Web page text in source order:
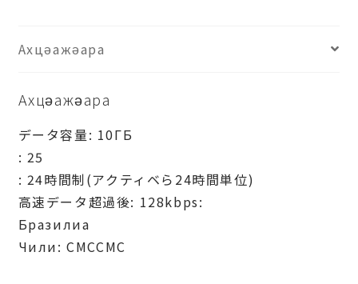
Ахцәажәара
Ахцәажәара
データ容量: 10ГБ
: 25
: 24時間制(アクティベら24時間単位)
高速データ超過後: 128kbps:
Бразилиа
Чили: СМССМС